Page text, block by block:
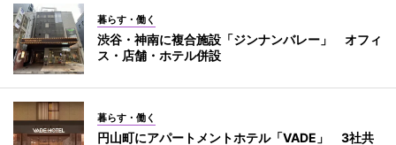
暮らす・働く
渋谷・神南に複合施設「ジンナンバレー」 オフィ
ス・店舗・ホテル併設
暮らす・働く
円山町にアパートメントホテル「VADE」 3社共